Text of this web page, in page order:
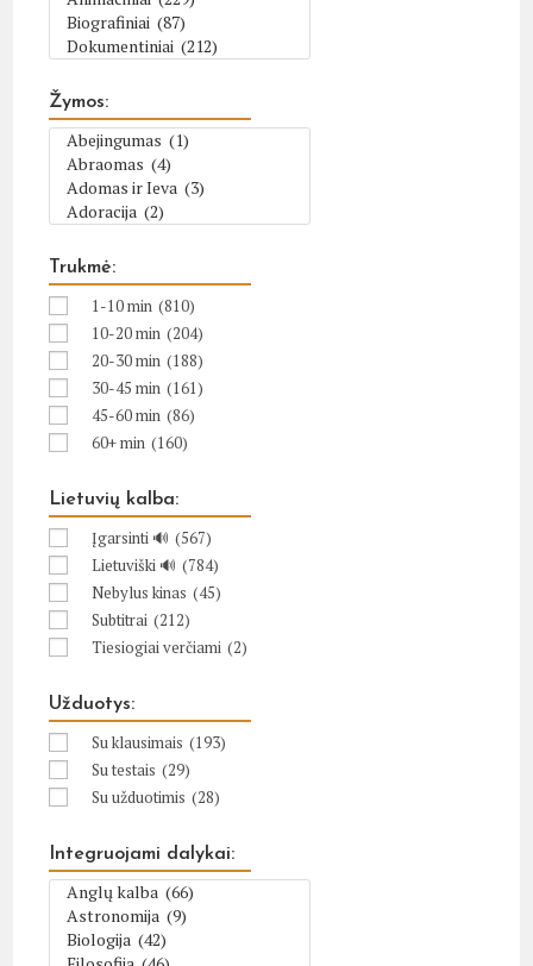
Žymos:
Trukmė:
1-10 min (810)
10-20 min (204)
20-30 min (188)
30-45 min (161)
45-60 min (86)
60+ min (160)
Lietuvių kalba:
Įgarsinti 🔊 (567)
Lietuviški 🔊 (784)
Nebylus kinas (45)
Subtitrai (212)
Tiesiogiai verčiami (2)
Užduotys:
Su klausimais (193)
Su testais (29)
Su užduotimis (28)
Integruojami dalykai: